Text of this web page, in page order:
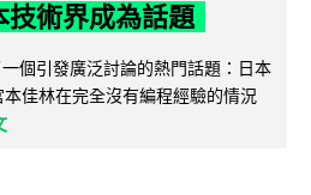
技術界成為話題
個引發廣泛討論的熱門話題：日本
佳林在完全沒有編程經驗的情況